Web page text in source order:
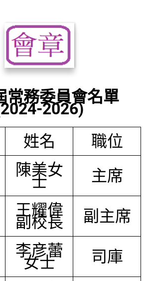
常務委員會名單
2026)
姓名
職位
陳美女
士 主席
王耀偉
副校長 副主席
李彦蕾
女士 司庫